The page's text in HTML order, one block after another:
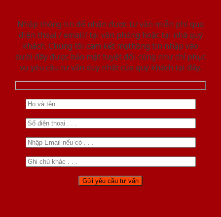
Nhập thông tin để nhận được tư vấn miễn phí qua
điện thoại / email/ tại văn phòng hoặc tại nhà quý
khách. Chúng tôi cam kết mọi thông tin nhập vào
dưới đây được bảo mật tuyệt đối cũng như chỉ phục
vụ yêu cầu tư vấn duy nhất của quý khách tại đây.